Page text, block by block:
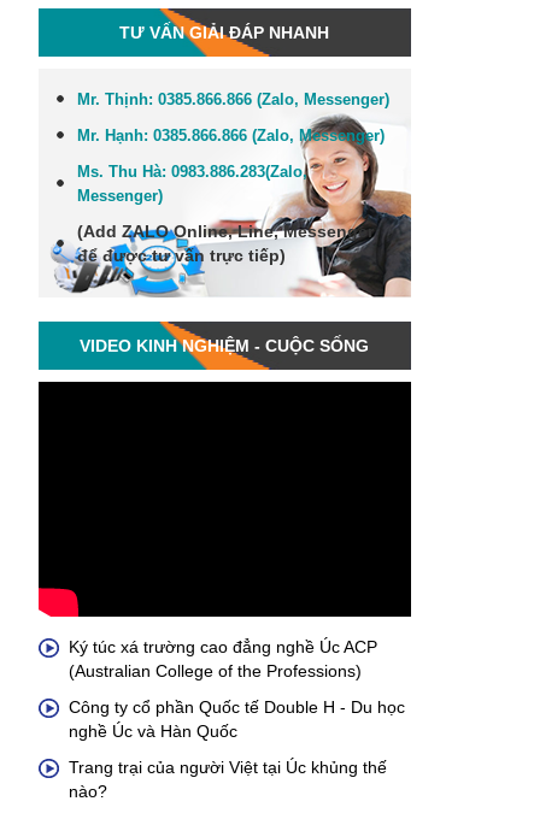
TƯ VẤN GIẢI ĐÁP NHANH
Mr. Thịnh: 0385.866.866 (Zalo, Messenger)
Mr. Hạnh: 0385.866.866 (Zalo, Messenger)
Ms. Thu Hà: 0983.886.283(Zalo,
Messenger)
(Add ZALO Online, Line, Messenger
để được tư vấn trực tiếp)
VIDEO KINH NGHIỆM - CUỘC SỐNG
Ký túc xá trường cao đẳng nghề Úc ACP
(Australian College of the Professions)
Công ty cổ phần Quốc tế Double H - Du học
nghề Úc và Hàn Quốc
Trang trại của người Việt tại Úc khủng thế
nào?